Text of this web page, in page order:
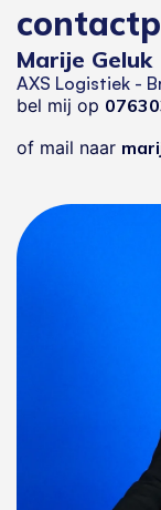
Marije Geluk
AXS Logistiek -
bel mij op
of mail naar